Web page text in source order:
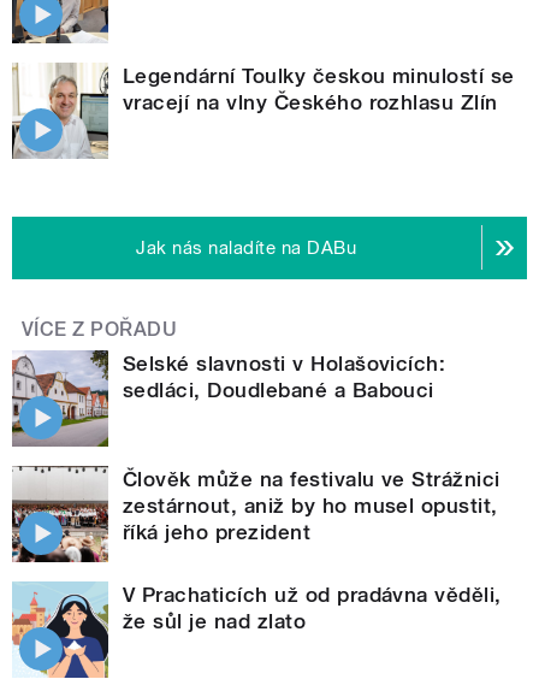
Legendární Toulky českou minulostí se
vracejí na vlny Českého rozhlasu Zlín
Jak nás naladíte na DABu
VÍCE Z POŘADU
Selské slavnosti v Holašovicích:
sedláci, Doudlebané a Babouci
Člověk může na festivalu ve Strážnici
zestárnout, aniž by ho musel opustit,
říká jeho prezident
V Prachaticích už od pradávna věděli,
že sůl je nad zlato